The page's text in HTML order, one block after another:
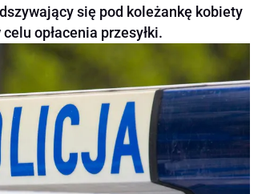
się pod koleżankę kobiety
opłacenia przesyłki.